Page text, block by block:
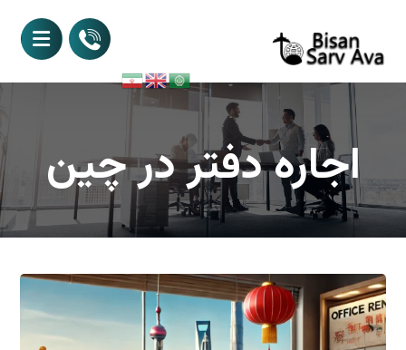
اجاره دفتر در چین